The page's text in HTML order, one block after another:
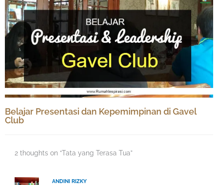
Belajar Presentasi dan Kepemimpinan di Gavel
Club
2 thoughts on “Tata yang Terasa Tua”
ANDINI RIZKY